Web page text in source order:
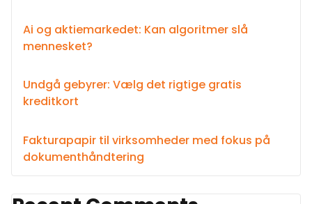
Ai og aktiemarkedet: Kan algoritmer slå
mennesket?
Undgå gebyrer: Vælg det rigtige gratis
kreditkort
Fakturapapir til virksomheder med fokus på
dokumenthåndtering